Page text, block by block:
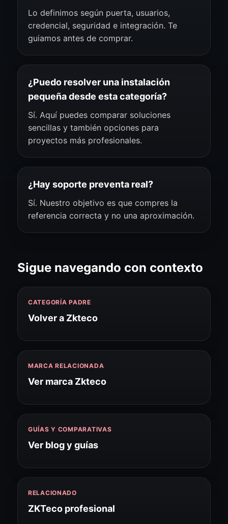
Lo definimos según puerta, usuarios,
credencial, seguridad e integración. Te
guiamos antes de comprar.
¿Puedo resolver una instalación
pequeña desde esta categoría?
Sí. Aquí puedes comparar soluciones
sencillas y también opciones para
proyectos más profesionales.
¿Hay soporte preventa real?
Sí. Nuestro objetivo es que compres la
referencia correcta y no una aproximación.
Sigue navegando con contexto
CATEGORÍA PADRE
Volver a Zkteco
MARCA RELACIONADA
Ver marca Zkteco
GUÍAS Y COMPARATIVAS
Ver blog y guías
RELACIONADO
ZKTeco profesional